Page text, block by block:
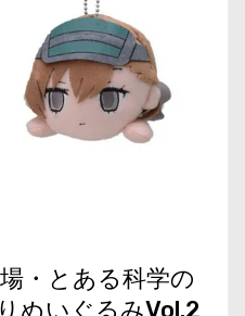
・とある科学の
ぬいぐるみVol.2